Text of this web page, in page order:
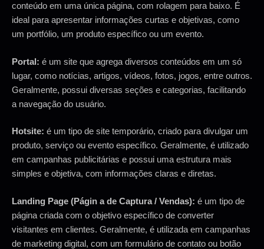
conteúdo em uma única página, com rolagem para baixo. É
ideal para apresentar informações curtas e objetivas, como
um portfólio, um produto específico ou um evento.
Portal: é um site que agrega diversos conteúdos em um só
lugar, como notícias, artigos, vídeos, fotos, jogos, entre outros.
Geralmente, possui diversas seções e categorias, facilitando
a navegação do usuário.
Hotsite: é um tipo de site temporário, criado para divulgar um
produto, serviço ou evento específico. Geralmente, é utilizado
em campanhas publicitárias e possui uma estrutura mais
simples e objetiva, com informações claras e diretas.
Landing Page (Págin a de Captura / Vendas): é um tipo de
página criada com o objetivo específico de converter
visitantes em clientes. Geralmente, é utilizada em campanhas
de marketing digital, com um formulário de contato ou botão